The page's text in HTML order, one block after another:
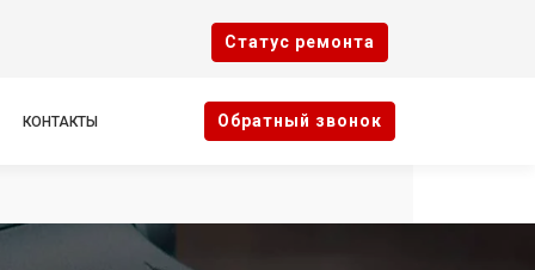
Cтатус ремонта
КОНТАКТЫ Oбратный звонок